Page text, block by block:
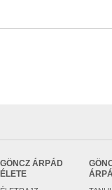
GÖNCZ ÁRPÁD
ÉLETE